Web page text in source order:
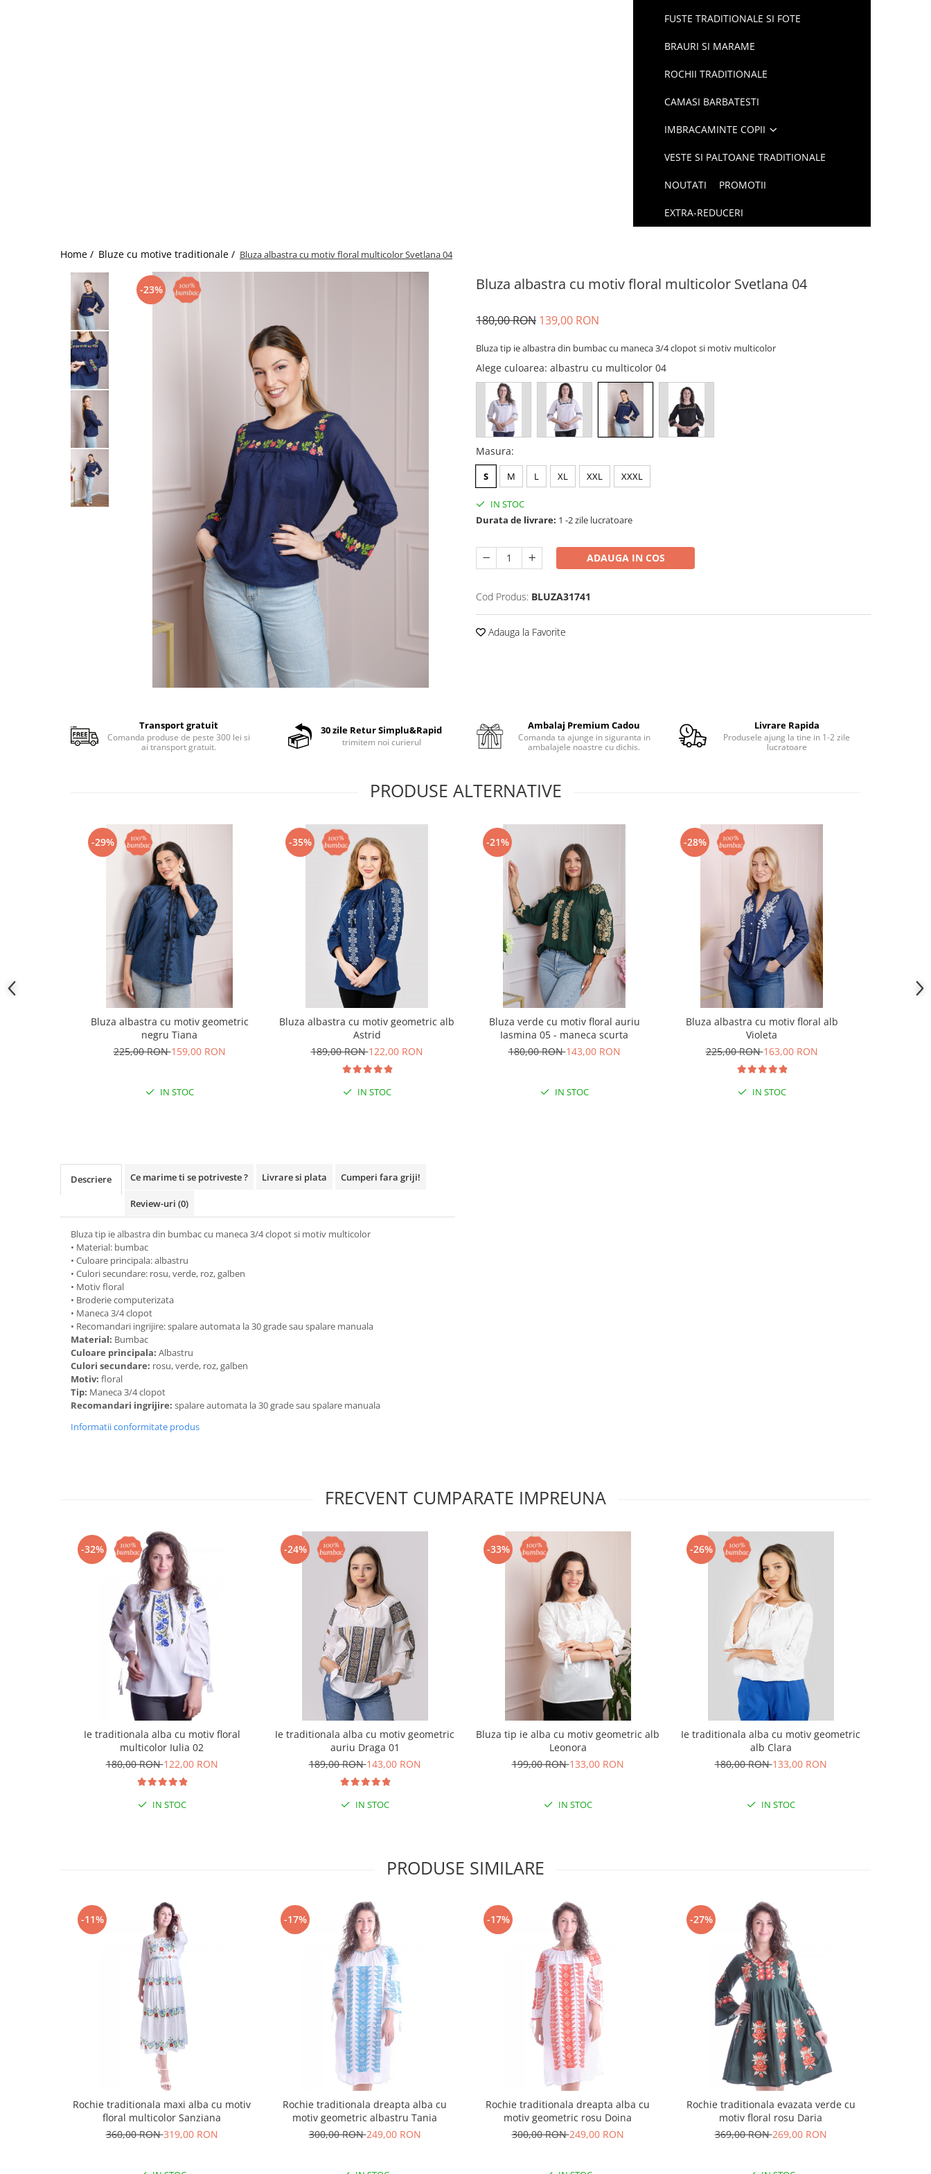
FUSTE TRADITIONALE SI FOTE
BRAURI SI MARAME
ROCHII TRADITIONALE
CAMASI BARBATESTI
IMBRACAMINTE COPII
VESTE SI PALTOANE TRADITIONALE
NOUTATI PROMOTII
EXTRA-REDUCERI
Home / Bluze cu motive traditionale / Bluza albastra cu motiv floral multicolor Svetlana 04
Bluza albastra cu motiv floral multicolor Svetlana 04
-23%
180,00 RON 139,00 RON
Bluza tip ie albastra din bumbac cu maneca 3/4 clopot si motiv multicolor
Alege culoarea: albastru cu multicolor 04
Masura:
S M L XL XXL XXXL
IN STOC
Durata de livrare: 1 -2 zile lucratoare
ADAUGA IN COS
Cod Produs: BLUZA31741
Adauga la Favorite
Transport gratuit
Comanda produse de peste 300 lei si
ai transport gratuit.
30 zile Retur Simplu&Rapid
trimitem noi curierul
Ambalaj Premium Cadou
Comanda ta ajunge in siguranta in
ambalajele noastre cu dichis.
Livrare Rapida
Produsele ajung la tine in 1-2 zile
lucratoare
PRODUSE ALTERNATIVE
-29%
Bluza albastra cu motiv geometric
negru Tiana
225,00 RON159,00 RON
IN STOC
-35%
Bluza albastra cu motiv geometric alb
Astrid
189,00 RON122,00 RON
IN STOC
-21%
Bluza verde cu motiv floral auriu
Iasmina 05 - maneca scurta
180,00 RON143,00 RON
IN STOC
-28%
Bluza albastra cu motiv floral alb
Violeta
225,00 RON163,00 RON
IN STOC
Descriere Ce marime ti se potriveste ? Livrare si plata Cumperi fara griji!
Review-uri (0)
Bluza tip ie albastra din bumbac cu maneca 3/4 clopot si motiv multicolor
• Material: bumbac
• Culoare principala: albastru
• Culori secundare: rosu, verde, roz, galben
• Motiv floral
• Broderie computerizata
• Maneca 3/4 clopot
• Recomandari ingrijire: spalare automata la 30 grade sau spalare manuala
Material: Bumbac
Culoare principala: Albastru
Culori secundare: rosu, verde, roz, galben
Motiv: floral
Tip: Maneca 3/4 clopot
Recomandari ingrijire: spalare automata la 30 grade sau spalare manuala
Informatii conformitate produs
FRECVENT CUMPARATE IMPREUNA
-32%
Ie traditionala alba cu motiv floral
multicolor Iulia 02
180,00 RON122,00 RON
IN STOC
-24%
Ie traditionala alba cu motiv geometric
auriu Draga 01
189,00 RON143,00 RON
IN STOC
-33%
Bluza tip ie alba cu motiv geometric alb
Leonora
199,00 RON133,00 RON
IN STOC
-26%
Ie traditionala alba cu motiv geometric
alb Clara
180,00 RON133,00 RON
IN STOC
PRODUSE SIMILARE
-11%
Rochie traditionala maxi alba cu motiv
floral multicolor Sanziana
360,00 RON319,00 RON
-17%
Rochie traditionala dreapta alba cu
motiv geometric albastru Tania
300,00 RON249,00 RON
-17%
Rochie traditionala dreapta alba cu
motiv geometric rosu Doina
300,00 RON249,00 RON
-27%
Rochie traditionala evazata verde cu
motiv floral rosu Daria
369,00 RON269,00 RON